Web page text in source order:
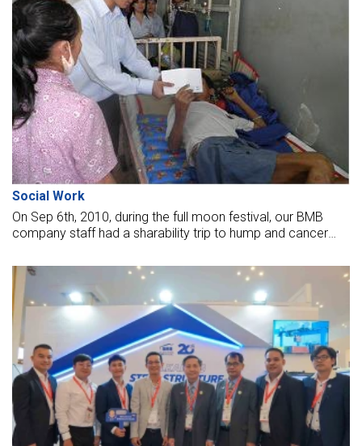
Social Work
On Sep 6th, 2010, during the full moon festival, our BMB
company staff had a sharability trip to hump and cancer
district 12, especially in Cu Chi district. At these locations,
they reminded me of our childhood life.